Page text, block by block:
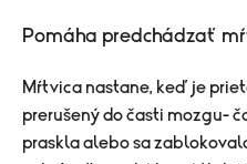
Pomáha predchádzať
Mŕtvica nastane, keď je
prerušený do časti mozgu-
praskla alebo sa